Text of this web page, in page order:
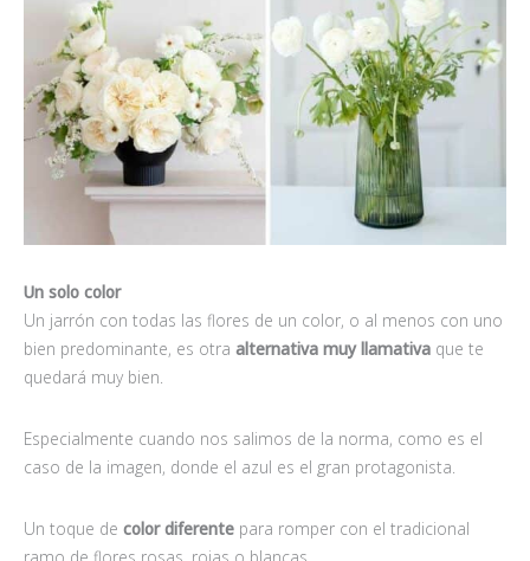
Un solo color
Un jarrón con todas las flores de un color, o al menos con uno
bien predominante, es otra alternativa muy llamativa que te
quedará muy bien.
Especialmente cuando nos salimos de la norma, como es el
caso de la imagen, donde el azul es el gran protagonista.
Un toque de color diferente para romper con el tradicional